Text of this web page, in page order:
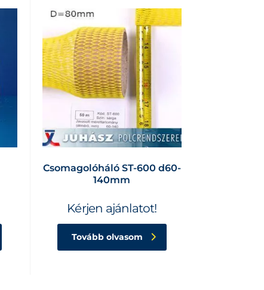
Csomagolóháló ST-600 d60-
140mm
Kérjen ajánlatot!
Tovább olvasom